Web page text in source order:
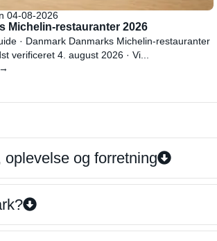
04-08-2026
Michelin-restauranter 2026
· Danmark Danmarks Michelin-restauranter
verificeret 4. august 2026 · Vi...
og forretning